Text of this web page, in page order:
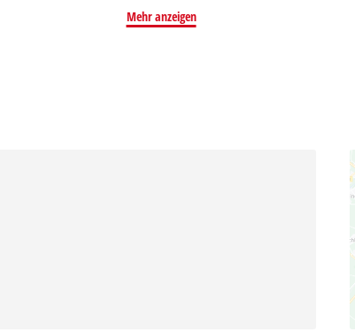
Mehr anzeigen